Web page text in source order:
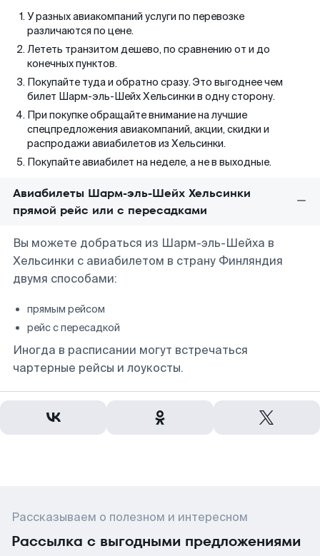
У разных авиакомпаний услуги по перевозке
различаются по цене.
Лететь транзитом дешево, по сравнению от и до
конечных пунктов.
Покупайте туда и обратно сразу. Это выгоднее чем
билет Шарм-эль-Шейх Хельсинки в одну сторону.
При покупке обращайте внимание на лучшие
спецпредложения авиакомпаний, акции, скидки и
распродажи авиабилетов из Хельсинки.
Покупайте авиабилет на неделе, а не в выходные.
Авиабилеты Шарм-эль-Шейх Хельсинки
прямой рейс или с пересадками
Вы можете добраться из Шарм-эль-Шейха в
Хельсинки с авиабилетом в страну Финляндия
двумя способами:
прямым рейсом
рейс с пересадкой
Иногда в расписании могут встречаться
чартерные рейсы и лоукосты.
Рассказываем о полезном и интересном
Рассылка с выгодными предложениями